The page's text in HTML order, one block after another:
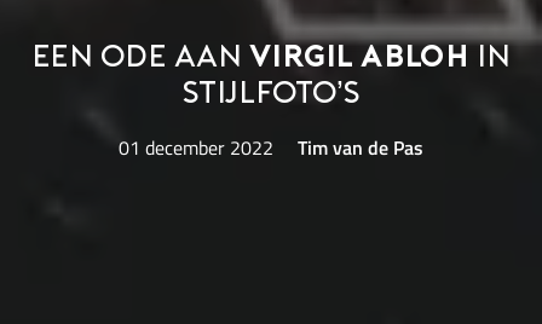
Een ode aan Virgil Abloh
in
stijlfoto’s
01 december 2022 Tim van de Pas